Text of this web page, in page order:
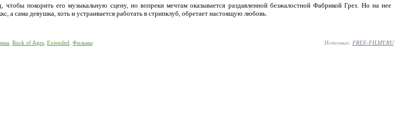
чтобы покорить его музыкальную сцену, но вопреки мечтам оказывается раздавленной безжалостной Фабрикой Грез. Но на нее
а сама девушка, хоть и устраивается работать в стрипклуб, обретает настоящую любовь.
Rock of Ages Extended Фильмы Источник: FREE-FILMY.RU